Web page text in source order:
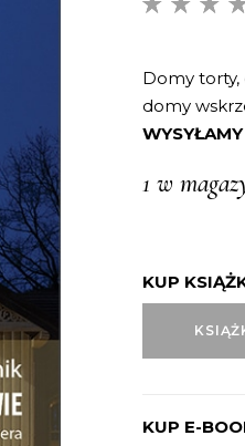
oceny
Domy torty,
domy
1 w
KUP
KUP E-